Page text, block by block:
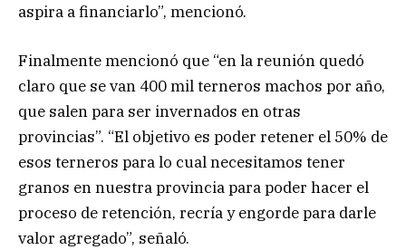
aspira a financiarlo”, mencionó.
Finalmente mencionó que “en la reunión quedó
claro que se van 400 mil terneros machos por año,
que salen para ser invernados en otras
provincias”. “El objetivo es poder retener el 50% de
esos terneros para lo cual necesitamos tener
granos en nuestra provincia para poder hacer el
proceso de retención, recría y engorde para darle
valor agregado”, señaló.